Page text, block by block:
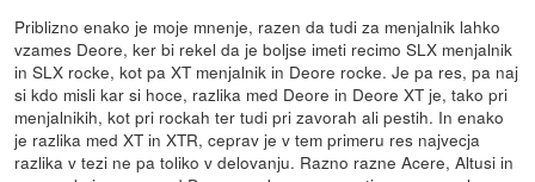
Priblizno enako je moje mnenje, razen da tudi za menjalnik lahko
vzames Deore, ker bi rekel da je boljse imeti recimo SLX menjalnik
in SLX rocke, kot pa XT menjalnik in Deore rocke. Je pa res, pa naj
si kdo misli kar si hoce, razlika med Deore in Deore XT je, tako pri
menjalnikih, kot pri rockah ter tudi pri zavorah ali pestih. In enako
je razlika med XT in XTR, ceprav je v tem primeru res najvecja
razlika v tezi ne pa toliko v delovanju. Razno razne Acere, Altusi in